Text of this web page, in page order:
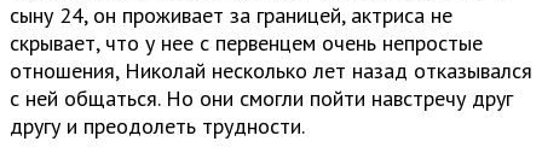
сыну 24, он проживает за границей, актриса не
скрывает, что у нее с первенцем очень непростые
отношения, Николай несколько лет назад отказывался
с ней общаться. Но они смогли пойти навстречу друг
другу и преодолеть трудности.